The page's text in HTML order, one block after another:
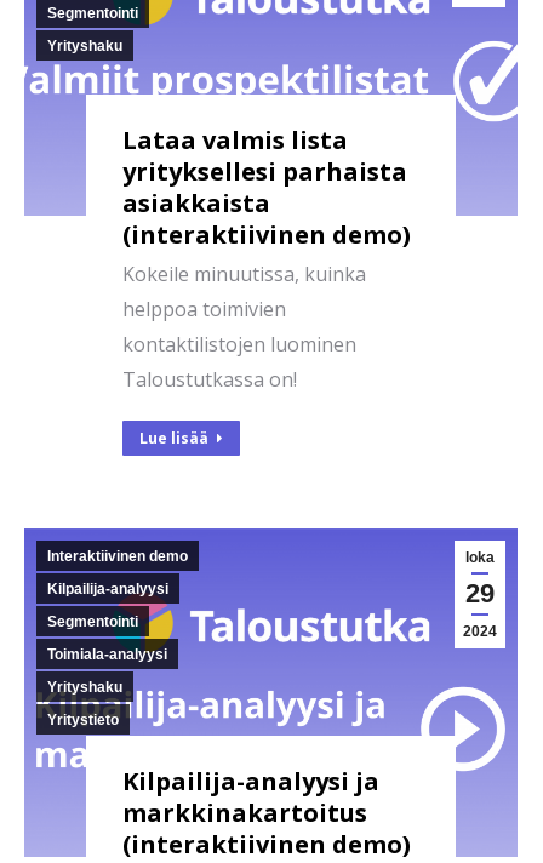
Segmentointi
Yrityshaku
Lataa valmis lista
yrityksellesi parhaista
asiakkaista
(interaktiivinen demo)
Kokeile minuutissa, kuinka
helppoa toimivien
kontaktilistojen luominen
Taloustutkassa on!
Lue lisää
loka
29
2024
Interaktiivinen demo
Kilpailija-analyysi
Segmentointi
Toimiala-analyysi
Yrityshaku
Yritystieto
Kilpailija-analyysi ja
markkinakartoitus
(interaktiivinen demo)